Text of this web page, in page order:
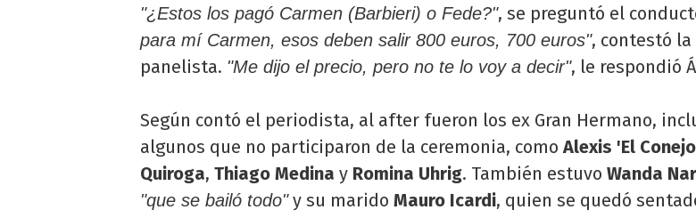
"¿Estos los pagó Carmen (Barbieri) o Fede?", se preguntó el
para mí Carmen, esos deben salir 800 euros, 700 euros", contestó la
panelista. "Me dijo el precio, pero no te lo voy a decir", le respondió
Según contó el periodista, al after fueron los ex Gran Hermano,
algunos que no participaron de la ceremonia, comoAlexis 'El
Quiroga, Thiago Medina y Romina Uhrig. También estuvo Wanda
"que se bailó todo"y su marido Mauro Icardi, quien se quedó